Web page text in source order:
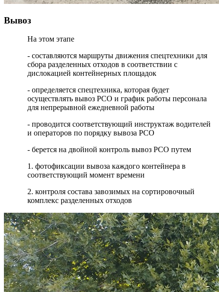
Вывоз
На этом этапе
- составляются маршруты движения спецтехники для
сбора разделенных отходов в соответствии с
дислокацией контейнерных площадок
- определяется спецтехника, которая будет
осуществлять вывоз РСО и график работы персонала
для непрерывной ежедневной работы
- проводится соответствующий инструктаж водителей
и операторов по порядку вывоза РСО
- берется на двойной контроль вывоз РСО путем
1. фотофиксации вывоза каждого контейнера в
соответствующий момент времени
2. контроля состава завозимых на сортировочный
комплекс разделенных отходов